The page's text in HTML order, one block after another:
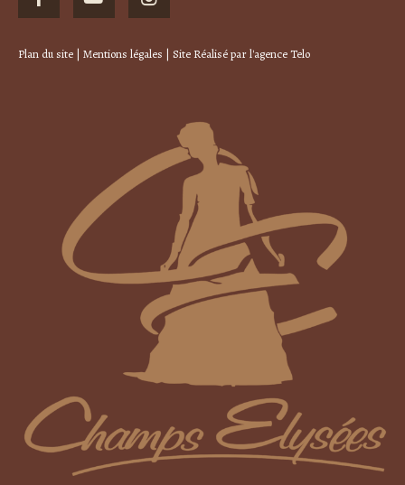
Plan du site Mentions légales | Site Réalisé parl'agence Telo